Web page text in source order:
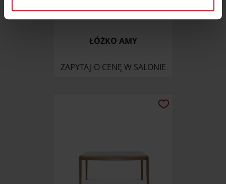
zmienić lub wycofać swoją zgodę w dowolnej chwili.
Wykorzystujemy pliki cookie do spersonalizowania treści
analizować ruch w naszej witrynie. Informacje o tym, jak
Partnerzy mogą połączyć te informacje z innymi danymi
ŁÓŻKO AMY
ZAPYTAJ O CENĘ W SALONIE